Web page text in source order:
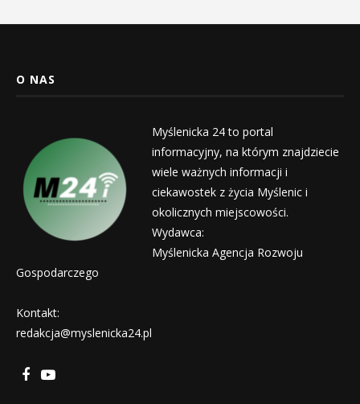
O NAS
Myślenicka 24 to portal
informacyjny, na którym znajdziecie
wiele ważnych informacji i
ciekawostek z życia Myślenic i
okolicznych miejscowości.
Wydawca:
Myślenicka Agencja Rozwoju
Gospodarczego
Kontakt:
redakcja@myslenicka24.pl